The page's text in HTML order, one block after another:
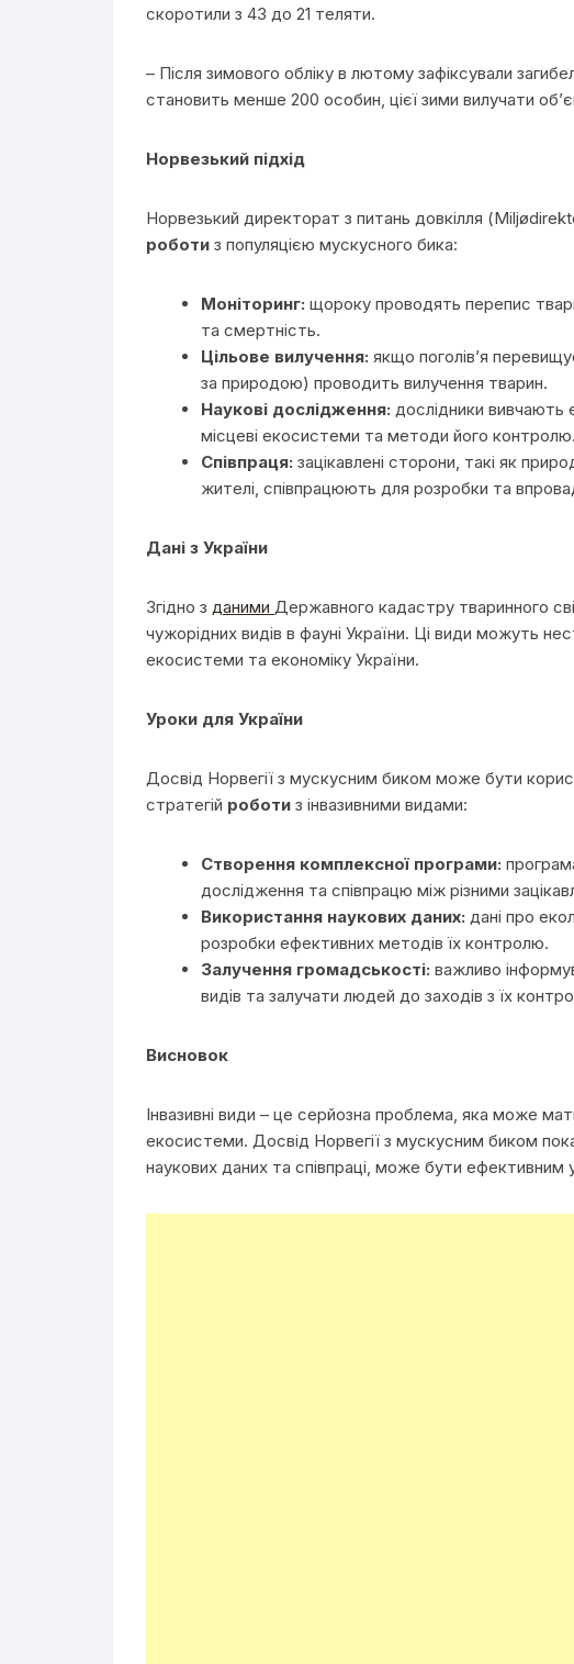
скоротили з 43 до 21 теляти.
– Після зимового обліку в лютому зафіксували
становить менше 200 особин, цієї зими вилучати
Норвезький підхід
Норвезький директорат з питань довкілля
роботи з популяцією мускусного бика:
Моніторинг: щороку проводять перепис
та смертність.
Цільове вилучення: якщо поголів’я
за природою) проводить вилучення тварин.
Наукові дослідження: дослідники вивчають
місцеві екосистеми та методи його контролю.
Співпраця: зацікавлені сторони, такі як
жителі, співпрацюють для розробки та
Дані з України
Згідно з даними Державного кадастру тваринного
чужорідних видів в фауні України. Ці види можуть
екосистеми та економіку України.
Уроки для України
Досвід Норвегії з мускусним биком може бути
стратегій роботи з інвазивними видами:
Створення комплексної програми:
дослідження та співпрацю між різними
Використання наукових даних: дані про
розробки ефективних методів їх контролю.
Залучення громадськості: важливо
видів та залучати людей до заходів з їх
Висновок
Інвазивні види – це серйозна проблема, яка може
екосистеми. Досвід Норвегії з мускусним биком
наукових даних та співпраці, може бути ефективним